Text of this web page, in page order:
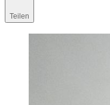
Teilen